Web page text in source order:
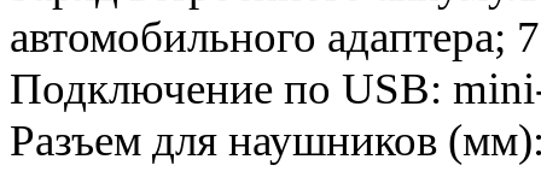
автомобильного адаптера;
Подключение по USB:
Разъем для наушников